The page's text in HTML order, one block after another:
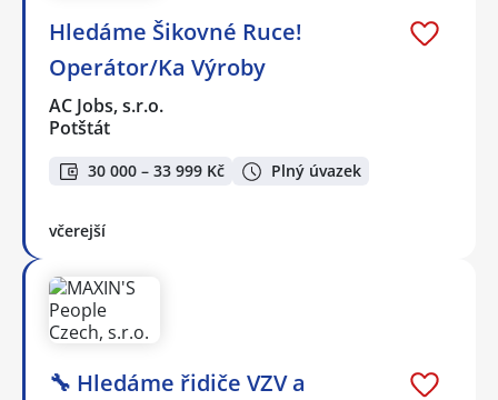
Hledáme Šikovné Ruce!
Operátor/Ka Výroby
AC Jobs, s.r.o.
Potštát
30 000 – 33 999 Kč Plný úvazek
včerejší
🔧 Hledáme řidiče VZV a